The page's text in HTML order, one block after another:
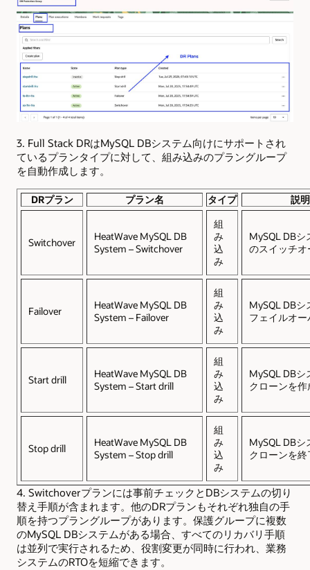
3. Full Stack DRはMySQL DBシステム向けにサポートされ
ているプランタイプに対して、組み込みのプラングループ
を自動作成します。
DRプラン プラン名 タイプ 説明
Switchover
HeatWave MySQL DB
System – Switchover
組
み
込
み
MySQL DBシ
のスイッチオ
Failover
HeatWave MySQL DB
System – Failover
組
み
込
み
MySQL DBシ
フェイルオー
Start drill
HeatWave MySQL DB
System – Start drill
組
み
込
み
MySQL DBシ
クローンを作
Stop drill
HeatWave MySQL DB
System – Stop drill
組
み
込
み
MySQL DBシ
クローンを終
4. Switchoverプランには事前チェックとDBシステムの切り
替え手順が含まれます。他のDRプランもそれぞれ独自の手
順を持つプラングループがあります。保護グループに複数
のMySQL DBシステムがある場合、すべてのリカバリ手順
は並列で実行されるため、役割変更が同時に行われ、業務
システムのRTOを短縮できます。